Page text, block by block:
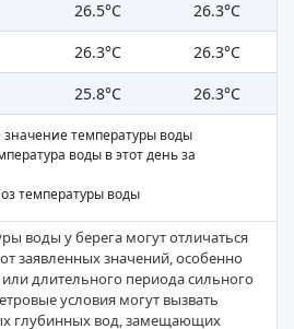
26.5°C
26.3°C
26.3°C
26.3°C
25.8°C 26.3°C
температуры воды
воды в этот день за
температуры воды
воды у берега могут отличаться
заявленных значений, особенно
длительного периода сильного
условия могут вызвать
глубинных вод, замещающих